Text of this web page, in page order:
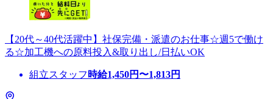
【20代～40代活躍中】社保完備・派遣のお仕事☆週5で働け
る☆加工機への原料投入&取り出し/日払いOK
組立スタッフ 時給1,450円〜1,813円